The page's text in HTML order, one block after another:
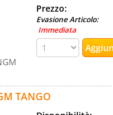
Prezzo:
Evasione Articolo:
Immediata
TANGO